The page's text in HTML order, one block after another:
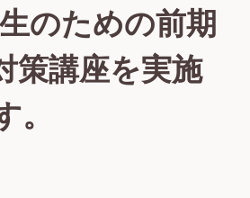
のための前期
策講座を実施